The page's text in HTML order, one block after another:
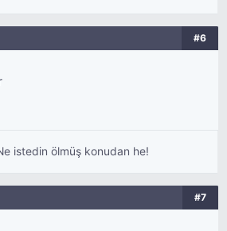
#6
istedin ölmüş konudan he!
#7